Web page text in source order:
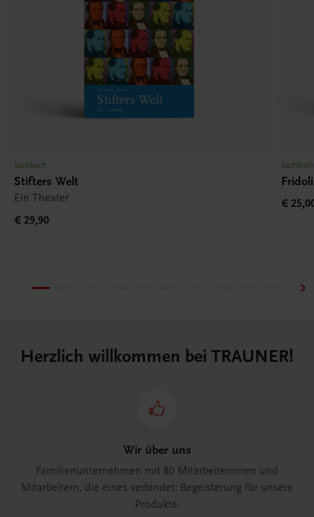
Sachbuch
Stifters Welt
Ein Theater
€ 29,90
Sachbuch
€
Herzlich willkommen bei TRAUNER!
Wir über uns
Familienunternehmen mit 80 Mitarbeiterinnen und
Mitarbeitern, die eines verbindet: Begeisterung für unsere
Produkte.